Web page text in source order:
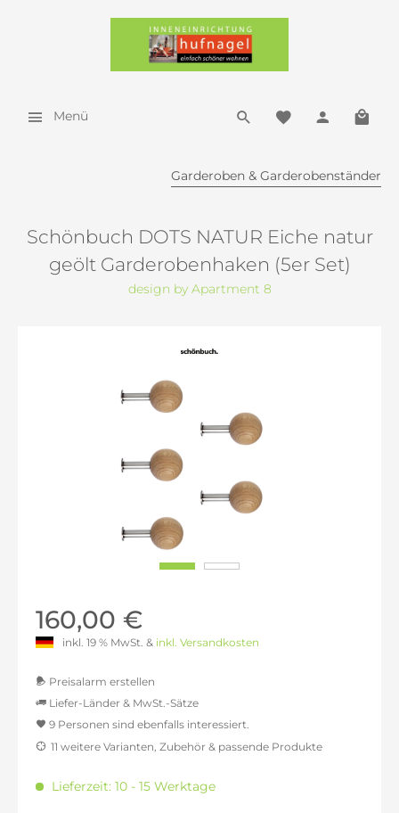
Menü
Garderoben & Garderobenständer
Schönbuch DOTS NATUR Eiche natur
geölt Garderobenhaken (5er Set)
design by Apartment 8
160,00 €
inkl. 19 % MwSt. & inkl. Versandkosten
Preisalarm erstellen
Liefer-Länder & MwSt.-Sätze
inkl. 16% MwSt.: 155,97 €
inkl. 21% MwSt.: 162,69 €
9 Personen sind ebenfalls interessiert.
11 weitere Varianten, Zubehör & passende Produkte
Lieferzeit: 10 - 15 Werktage